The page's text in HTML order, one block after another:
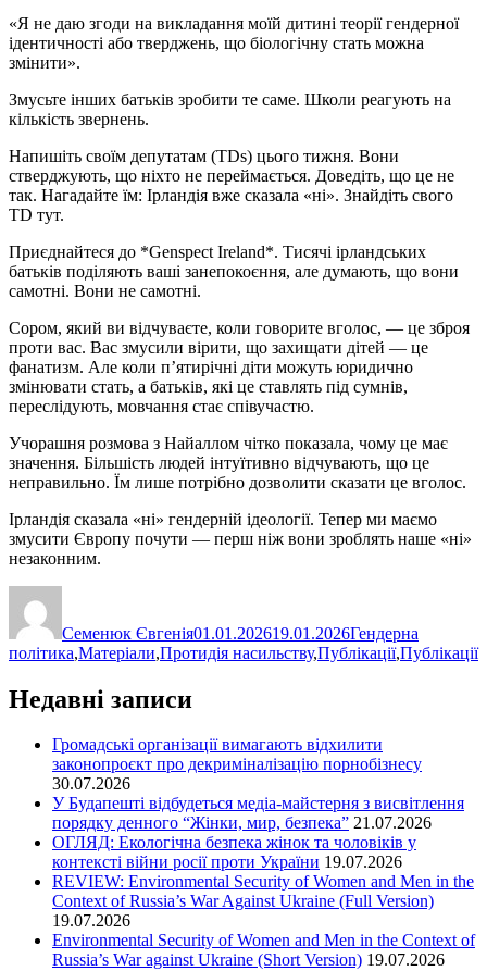
«Я не даю згоди на викладання моїй дитині теорії гендерної
ідентичності або тверджень, що біологічну стать можна
змінити».
Змусьте інших батьків зробити те саме. Школи реагують на
кількість звернень.
Напишіть своїм депутатам (TDs) цього тижня. Вони
стверджують, що ніхто не переймається. Доведіть, що це не
так. Нагадайте їм: Ірландія вже сказала «ні». Знайдіть свого
TD тут.
Приєднайтеся до *Genspect Ireland*. Тисячі ірландських
батьків поділяють ваші занепокоєння, але думають, що вони
самотні. Вони не самотні.
Сором, який ви відчуваєте, коли говорите вголос, — це зброя
проти вас. Вас змусили вірити, що захищати дітей — це
фанатизм. Але коли п’ятирічні діти можуть юридично
змінювати стать, а батьків, які це ставлять під сумнів,
переслідують, мовчання стає співучастю.
Учорашня розмова з Найаллом чітко показала, чому це має
значення. Більшість людей інтуїтивно відчувають, що це
неправильно. Їм лише потрібно дозволити сказати це вголос.
Ірландія сказала «ні» гендерній ідеології. Тепер ми маємо
змусити Європу почути — перш ніж вони зроблять наше «ні»
незаконним.
Семенюк Євгенія01.01.202619.01.2026Гендерна
політика,Матеріали,Протидія насильству,Публікації,Публікації
Недавні записи
Громадські організації вимагають відхилити
законопроєкт про декриміналізацію порнобізнесу
30.07.2026
У Будапешті відбудеться медіа-майстерня з висвітлення
порядку денного “Жінки, мир, безпека” 21.07.2026
ОГЛЯД: Екологічна безпека жінок та чоловіків у
контексті війни росії проти України 19.07.2026
REVIEW: Environmental Security of Women and Men in the
Context of Russia’s War Against Ukraine (Full Version)
19.07.2026
Environmental Security of Women and Men in the Context of
Russia’s War against Ukraine (Short Version) 19.07.2026